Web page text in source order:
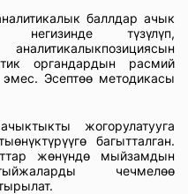
баллдар ачык
негизинде түзүлүп,
органдардын расмий
Эсептөө методикасы
жогорулатууга
багытталган.
жөнүндө мыйзамдын
чечмелөө